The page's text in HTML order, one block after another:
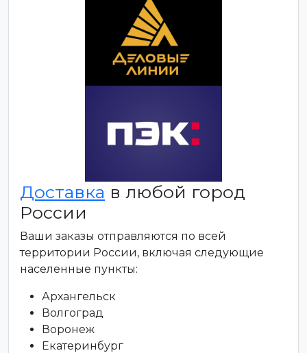
Доставка в любой город
России
Ваши заказы отправляются по всей
территории России, включая следующие
населенные пункты:
Архангельск
Волгоград
Воронеж
Екатеринбург